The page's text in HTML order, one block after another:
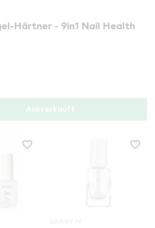
Härtner - 9in1 Nail Health
Ausverkauft